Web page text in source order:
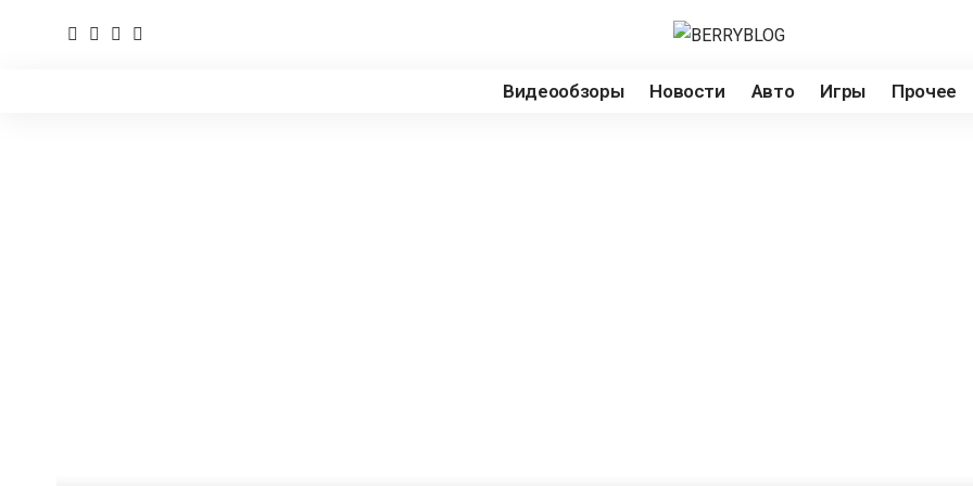
Видеообзоры Новости Авто Игры Прочее